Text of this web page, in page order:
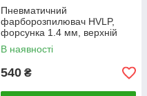
Пневматичний
фарборозпилювач HVLP,
форсунка 1.4 мм, верхній
пластиковий бачок 600мл,
3бар INTERTOOL PT-0118
В наявності
540 ₴